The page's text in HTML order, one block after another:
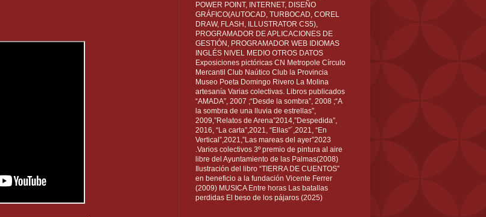
POWER POINT, INTERNET, DISEÑO
GRÁFICO(AUTOCAD, TURBOCAD, COREL
DRAW, FLASH, ILLUSTRATOR CS5),
PROGRAMADOR DE APLICACIONES DE
GESTIÓN, PROGRAMADOR WEB IDIOMAS
INGLÉS NIVEL MEDIO OTROS DATOS
Exposiciones pictóricas CN Metropole Círculo
Mercantil Club Naútico Club la Provincia
Museo Poeta Domingo Rivero La Molina
artesanía Varias colectivas. Libros publicados
“AMADA”, 2007 ;“Desde la sombra”, 2008 ;“A
la sombra de una lluvia de estrellas”,
2009,”Relatos de Arena”2014,”Despedida”,
2016, “La carta”,2021, “Ellas”´,2021, “En
Vertical”,2021,”Las mareas del ayer”2023
.Varios colectivos 3º premio de pintura al aire
libre del Ayuntamiento de las Palmas(2008)
Ilustración del libro “TIERRA DE CUENTOS”
en beneficio a la fundación Vicente Ferrer
(2009) MUSICA Entre horas Las batallas
perdidas El beso de los pájaros (2025)